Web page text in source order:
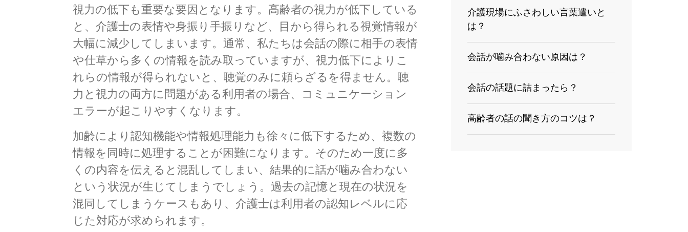
視力の低下も重要な要因となります。高齢者の視力が低下している
と、介護士の表情や身振り手振りなど、目から得られる視覚情報が
大幅に減少してしまいます。通常、私たちは会話の際に相手の表情
や仕草から多くの情報を読み取っていますが、視力低下によりこ
れらの情報が得られないと、聴覚のみに頼らざるを得ません。聴
力と視力の両方に問題がある利用者の場合、コミュニケーション
エラーが起こりやすくなります。
加齢により認知機能や情報処理能力も徐々に低下するため、複数の
情報を同時に処理することが困難になります。そのため一度に多
くの内容を伝えると混乱してしまい、結果的に話が噛み合わない
という状況が生じてしまうでしょう。過去の記憶と現在の状況を
混同してしまうケースもあり、介護士は利用者の認知レベルに応
じた対応が求められます。
介護現場にふさわしい言葉遣いと
は？
会話が噛み合わない原因は？
会話の話題に詰まったら？
高齢者の話の聞き方のコツは？